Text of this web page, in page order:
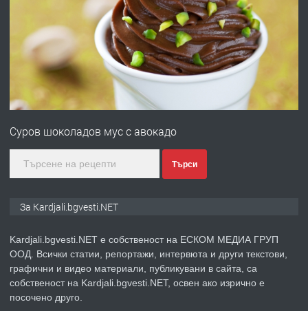
Заведение /ресторант, бистро/ в с.
Чакаларово, община Кирково
преди 7 месеца
ПРЕДЛАГА
Гараж под наем в супер център
на язовир Студен кладенец 331м2 |
преди 1 година
ПРЕДЛАГА
Курс
Суров шоколадов мус с авокадо
Търси
За Kardjali.bgvesti.NET
Kardjali.bgvesti.NET е собственост на ЕСКОМ МЕДИА ГРУП
ООД. Всички статии, репортажи, интервюта и други текстови,
графични и видео материали, публикувани в сайта, са
собственост на Kardjali.bgvesti.NET, освен ако изрично е
посочено друго.